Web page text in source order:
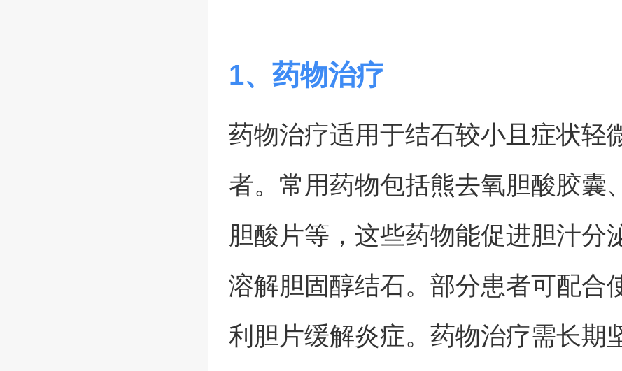
1、药物治疗
药物治疗适用于结石较小且症状轻
者。常用药物包括熊去氧胆酸胶囊
胆酸片等，这些药物能促进胆汁分
溶解胆固醇结石。部分患者可配合
利胆片缓解炎症。药物治疗需长期